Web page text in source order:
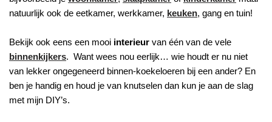
natuurlijk ook de eetkamer, werkkamer, keuken, gang en tuin!
Bekijk ook eens een mooi interieur van één van de vele
binnenkijkers. Want wees nou eerlijk… wie houdt er nu niet
van lekker ongegeneerd binnen-koekeloeren bij een ander? En
ben je handig en houd je van knutselen dan kun je aan de slag
met mijn DIY’s.